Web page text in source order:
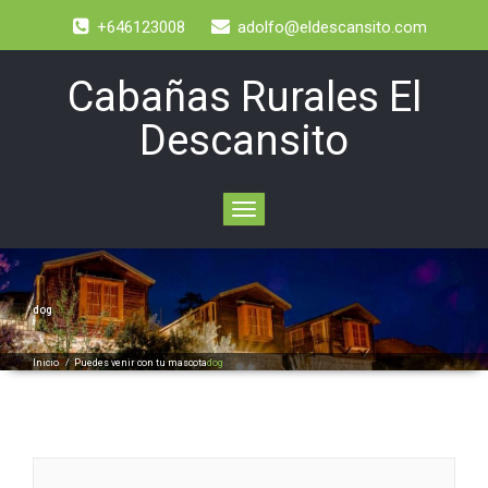
+646123008 adolfo@eldescansito.com
Cabañas Rurales El
Descansito
Toggle
navigation
dog
Inicio/Puedes venir con tu mascotadog